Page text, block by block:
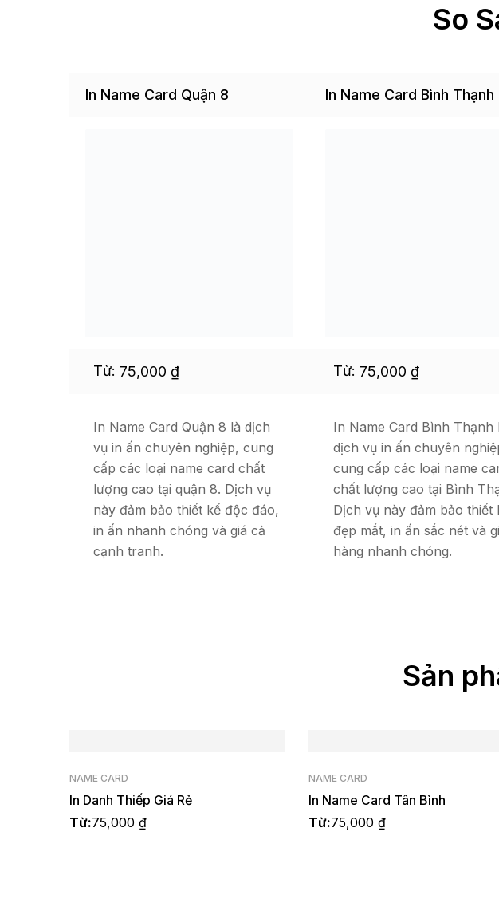
So
In Name Card Quận 8 In Name Card Bình Thạnh
Từ: 75,000 ₫ Từ: 75,000 ₫
In Name Card Quận 8 là dịch
vụ in ấn chuyên nghiệp, cung
cấp các loại name card chất
lượng cao tại quận 8. Dịch vụ
này đảm bảo thiết kế độc đáo,
in ấn nhanh chóng và giá cả
cạnh tranh.
In Name Card Bình Thạnh
dịch vụ in ấn chuyên
cung cấp các loại name
chất lượng cao tại Bình
Dịch vụ này đảm bảo thiết
đẹp mắt, in ấn sắc nét và
hàng nhanh chóng.
Sản
NAME CARD
In Danh Thiếp Giá Rẻ
Từ:75,000 ₫
NAME CARD
In Name Card Tân Bình
Từ:75,000 ₫